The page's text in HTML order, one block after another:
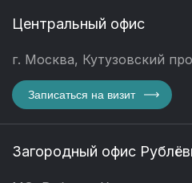
Центральный офис
г. Москва, Кутузовский
Записаться на визит
Загородный офис